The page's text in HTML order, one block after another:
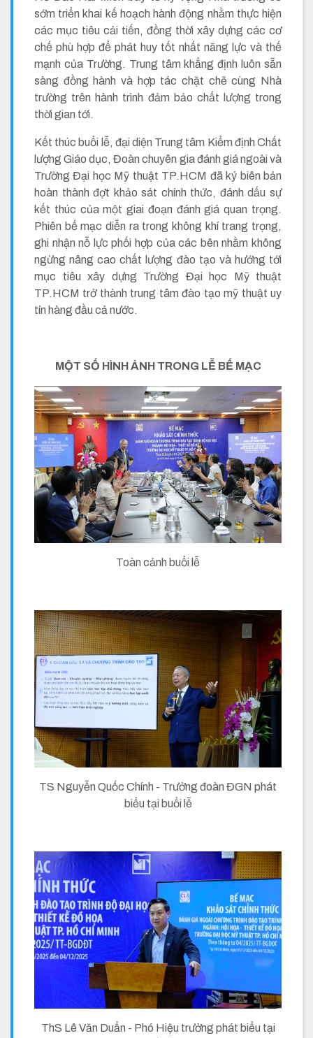
sớm triển khai kế hoạch hành động nhằm thực hiện
các mục tiêu cải tiến, đồng thời xây dựng các cơ
chế phù hợp để phát huy tốt nhất năng lực và thế
mạnh của Trường. Trung tâm khẳng định luôn sẵn
sàng đồng hành và hợp tác chặt chẽ cùng Nhà
trường trên hành trình đảm bảo chất lượng trong
thời gian tới.
Kết thúc buổi lễ, đại diện Trung tâm Kiểm định Chất
lượng Giáo dục, Đoàn chuyên gia đánh giá ngoài và
Trường Đại học Mỹ thuật TP.HCM đã ký biên bản
hoàn thành đợt khảo sát chính thức, đánh dấu sự
kết thúc của một giai đoạn đánh giá quan trọng.
Phiên bế mạc diễn ra trong không khí trang trọng,
ghi nhận nỗ lực phối hợp của các bên nhằm không
ngừng nâng cao chất lượng đào tạo và hướng tới
mục tiêu xây dựng Trường Đại học Mỹ thuật
TP.HCM trở thành trung tâm đào tạo mỹ thuật uy
tín hàng đầu cả nước.
MỘT SỐ HÌNH ẢNH TRONG LỄ BẾ MẠC
Toàn cảnh buổi lễ
TS Nguyễn Quốc Chính - Trưởng đoàn ĐGN phát
biểu tại buổi lễ
ThS Lê Văn Duẩn - Phó Hiệu trưởng phát biểu tại